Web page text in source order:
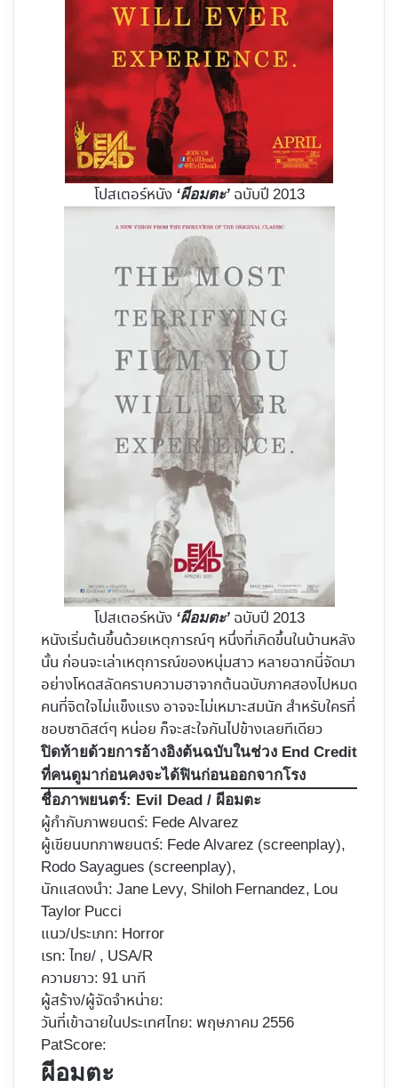
โปสเตอร์หนัง ‘ผีอมตะ’ฉบับปี 2013
โปสเตอร์หนัง ‘ผีอมตะ’ฉบับปี 2013
หนังเริ่มต้นขึ้นด้วยเหตุการณ์ๆ หนึ่งที่เกิดขึ้นในบ้านหลัง
นั้น ก่อนจะเล่าเหตุการณ์ของหนุ่มสาว หลายฉากนี่จัดมา
อย่างโหดสลัดคราบความฮาจากต้นฉบับภาคสองไปหมด
คนที่จิตใจไม่แข็งแรง อาจจะไม่เหมาะสมนัก สำหรับใครที่
ชอบซาดิสต์ๆ หน่อย ก็จะสะใจกันไปข้างเลยทีเดียว
ปิดท้ายด้วยการอ้างอิงต้นฉบับในช่วง End Credit
ที่คนดูมาก่อนคงจะได้ฟินก่อนออกจากโรง
ชื่อภาพยนตร์: Evil Dead / ผีอมตะ
ผู้กำกับภาพยนตร์: Fede Alvarez
ผู้เขียนบทภาพยนตร์: Fede Alvarez (screenplay),
Rodo Sayagues (screenplay),
นักแสดงนำ: Jane Levy, Shiloh Fernandez, Lou
Taylor Pucci
แนว/ประเภท: Horror
เรท: ไทย/ , USA/R
ความยาว: 91 นาที
ผู้สร้าง/ผู้จัดจำหน่าย:
วันที่เข้าฉายในประเทศไทย: พฤษภาคม 2556
PatScore:
ผีอมตะ